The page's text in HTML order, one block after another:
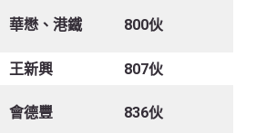
華懋、港鐵 800伙
王新興
807伙
會德豐 836伙